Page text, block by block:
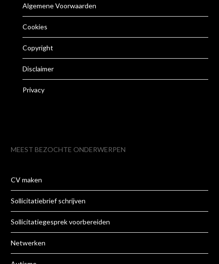
Algemene Voorwaarden
Cookies
Copyright
Disclaimer
Privacy
MEEST BEZOCHTE ONDERWERPEN
CV maken
Sollicitatiebrief schrijven
Sollicitatiegesprek voorbereiden
Netwerken